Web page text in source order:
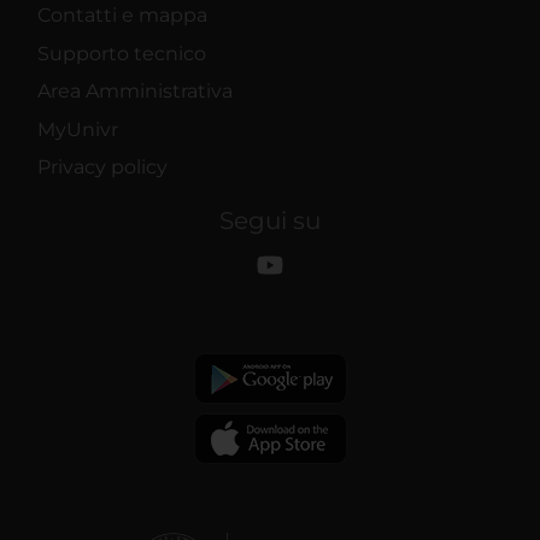
Contatti e mappa
Supporto tecnico
Area Amministrativa
MyUnivr
Privacy policy
Segui su